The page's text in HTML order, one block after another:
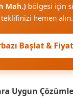
Mah.)bölgesi için
teklifinizi hemen alın.
Başlat &
Uygun